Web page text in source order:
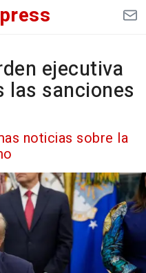
press
ejecutiva
las sanciones
noticias sobre la